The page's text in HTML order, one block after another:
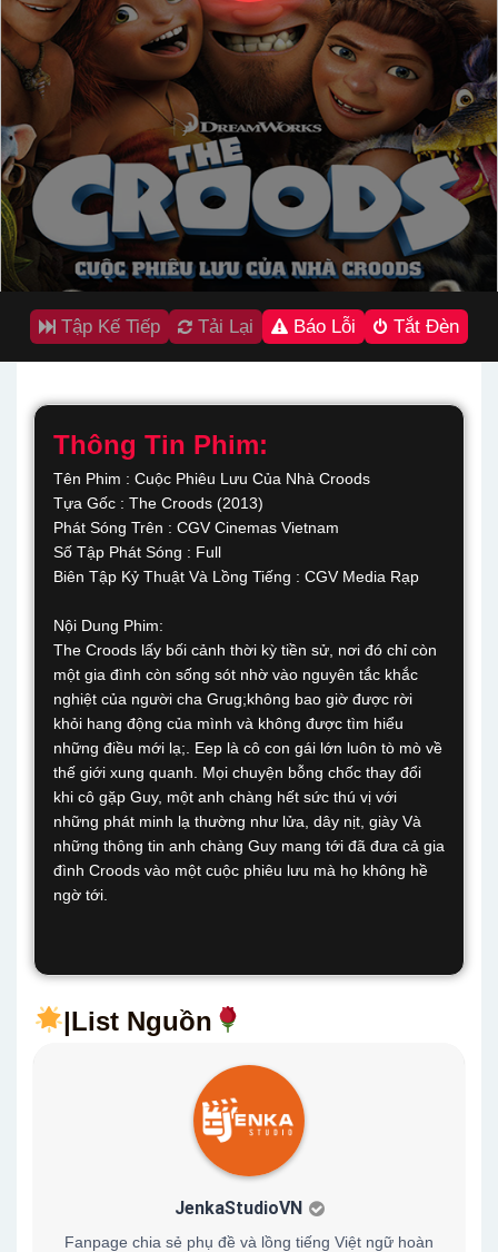
Tập Kế Tiếp Tải Lại Báo Lỗi Tắt Đèn
Thông Tin Phim:
Tên Phim : Cuộc Phiêu Lưu Của Nhà Croods
Tựa Gốc : The Croods (2013)
Phát Sóng Trên : CGV Cinemas Vietnam
Số Tập Phát Sóng : Full
Biên Tập Kỷ Thuật Và Lồng Tiếng : CGV Media Rạp
Nội Dung Phim:
The Croods lấy bối cảnh thời kỳ tiền sử, nơi đó chỉ còn
một gia đình còn sống sót nhờ vào nguyên tắc khắc
nghiệt của người cha Grug;không bao giờ được rời
khỏi hang động của mình và không được tìm hiểu
những điều mới lạ;. Eep là cô con gái lớn luôn tò mò về
thế giới xung quanh. Mọi chuyện bỗng chốc thay đổi
khi cô gặp Guy, một anh chàng hết sức thú vị với
những phát minh lạ thường như lửa, dây nịt, giày Và
những thông tin anh chàng Guy mang tới đã đưa cả gia
đình Croods vào một cuộc phiêu lưu mà họ không hề
ngờ tới.
|List Nguồn
JenkaStudioVN
Fanpage chia sẻ phụ đề và lồng tiếng Việt ngữ hoàn